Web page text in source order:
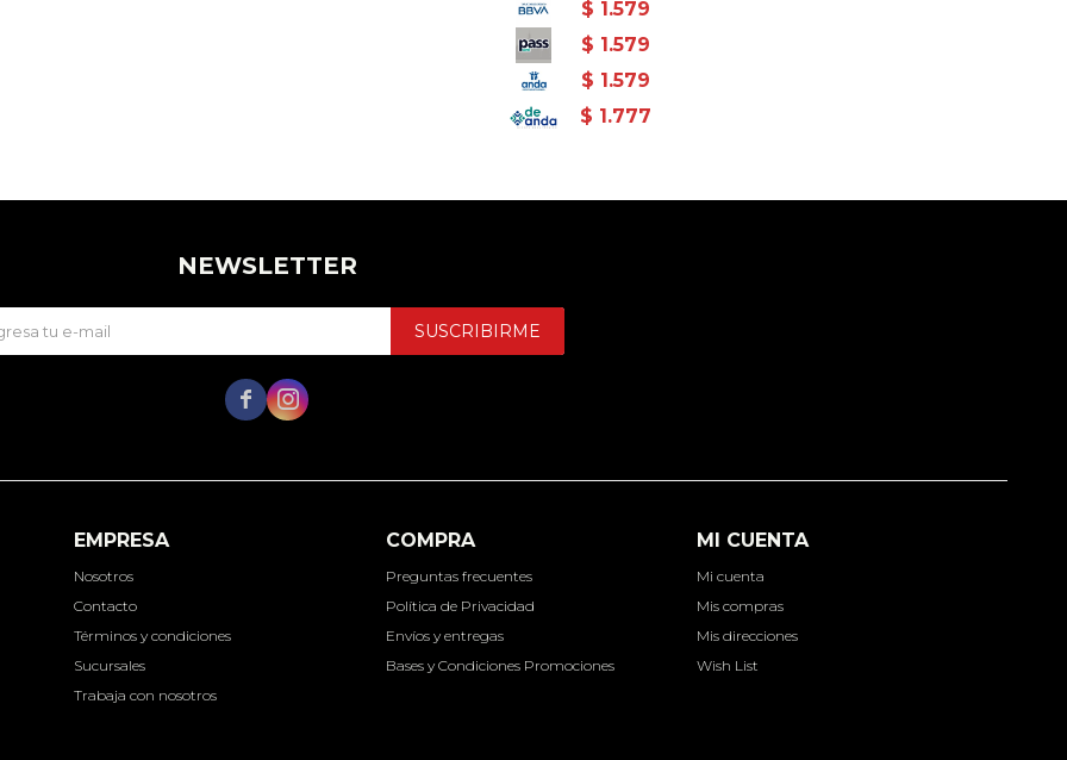
$ 1.579
$ 1.579
$ 1.579
$ 1.777
EMPRESA
Nosotros
Contacto
Términos y condiciones
Sucursales
Trabaja con nosotros
COMPRA
Preguntas frecuentes
Política de Privacidad
Envíos y entregas
Bases y Condiciones Promociones
MI CUENTA
Mi cuenta
Mis compras
Mis direcciones
Wish List
NEWSLETTER
SUSCRIBIRME
 